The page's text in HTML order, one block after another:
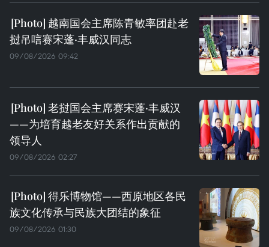
越南国会主席陈青敏率团赴老
挝吊唁赛宋蓬·丰威汉同志
09/08/2026 09:42
老挝国会主席赛宋蓬·丰威汉
——为培育越老友好关系作出贡献的
领导人
09/08/2026 02:27
得乐博物馆——西原地区各民
族文化传承与民族大团结的象征
09/08/2026 01:30